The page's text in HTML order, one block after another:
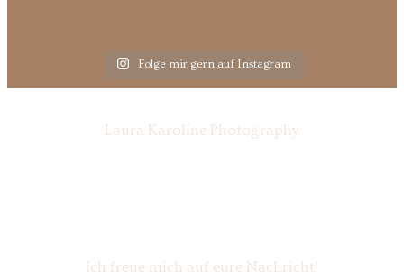
Folge mir gern auf Instagram
Laura Karoline Photography
Ich freue mich auf eure Nachricht!